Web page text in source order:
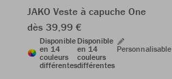
JAKO Veste à capuche One
dès 39,99 €
Disponible
en 14
couleurs
différentes
Disponible
en 14
couleurs
différentes
Personnalisable